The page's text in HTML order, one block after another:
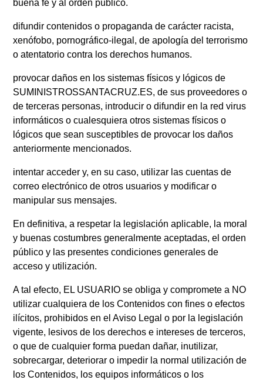
buena fe y al orden público.
difundir contenidos o propaganda de carácter racista,
xenófobo, pornográfico-ilegal, de apología del terrorismo
o atentatorio contra los derechos humanos.
provocar daños en los sistemas físicos y lógicos de
SUMINISTROSSANTACRUZ.ES, de sus proveedores o
de terceras personas, introducir o difundir en la red virus
informáticos o cualesquiera otros sistemas físicos o
lógicos que sean susceptibles de provocar los daños
anteriormente mencionados.
intentar acceder y, en su caso, utilizar las cuentas de
correo electrónico de otros usuarios y modificar o
manipular sus mensajes.
En definitiva, a respetar la legislación aplicable, la moral
y buenas costumbres generalmente aceptadas, el orden
público y las presentes condiciones generales de
acceso y utilización.
A tal efecto, EL USUARIO se obliga y compromete a NO
utilizar cualquiera de los Contenidos con fines o efectos
ilícitos, prohibidos en el Aviso Legal o por la legislación
vigente, lesivos de los derechos e intereses de terceros,
o que de cualquier forma puedan dañar, inutilizar,
sobrecargar, deteriorar o impedir la normal utilización de
los Contenidos, los equipos informáticos o los